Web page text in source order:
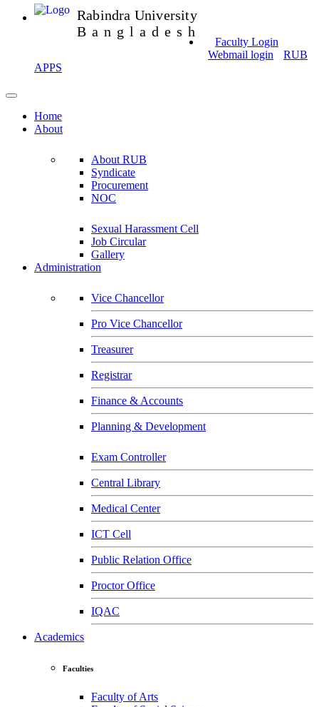
Rabindra University
Bangladesh
Faculty Login
Webmail login
RUB
APPS
Home
About
About RUB
Syndicate
Procurement
NOC
Sexual Harassment Cell
Job Circular
Gallery
Administration
Vice Chancellor
Pro Vice Chancellor
Treasurer
Registrar
Finance & Accounts
Planning & Development
Exam Controller
Central Library
Medical Center
ICT Cell
Public Relation Office
Proctor Office
IQAC
Academics
Faculties
Faculty of Arts